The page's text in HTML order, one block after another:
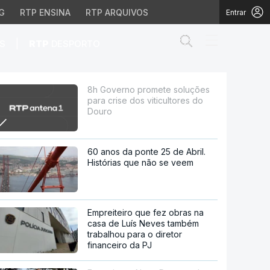
RTP ENSINA RTP ARQUIVOS Entrar
viticultores do
8h Governo promete soluções
para crise dos viticultores do
Douro
60 anos da ponte 25 de Abril.
Histórias que não se veem
Empreiteiro que fez obras na
casa de Luís Neves também
trabalhou para o diretor
financeiro da PJ